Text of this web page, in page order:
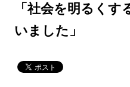
「社会を明るく
いました」